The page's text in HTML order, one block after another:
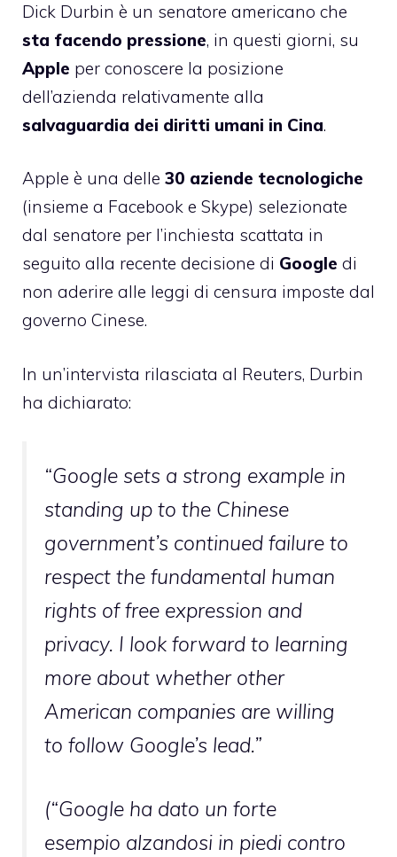
Dick Durbin è un senatore americano che
sta facendo pressione, in questi giorni, su
Apple per conoscere la posizione
dell’azienda relativamente alla
salvaguardia dei diritti umani in Cina.
Apple è una delle 30 aziende tecnologiche
(insieme a Facebook e Skype) selezionate
dal senatore per l’inchiesta scattata in
seguito alla recente decisione di Google di
non aderire alle leggi di censura imposte dal
governo Cinese.
In un’intervista rilasciata al Reuters, Durbin
ha dichiarato:
“Google sets a strong example in
standing up to the Chinese
government’s continued failure to
respect the fundamental human
rights of free expression and
privacy. I look forward to learning
more about whether other
American companies are willing
to follow Google’s lead.”
(“Google ha dato un forte
esempio alzandosi in piedi contro